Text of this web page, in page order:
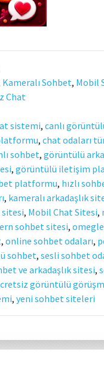
Kameralı Sohbet, Mobil
Chat
sistemi, canlı
, chat odaları
sohbet, görüntülü
, görüntülü iletişim
platformu, hızlı
, kameralı arkadaşlık
sitesi, Mobil Chat Sitesi,
sohbet sitesi,
, online sohbet odaları,
sohbet, sesli sohbet
ve arkadaşlık sitesi,
görüntülü
, yeni sohbet siteleri